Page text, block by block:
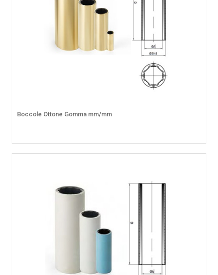
Boccole Ottone Gomma mm/mm